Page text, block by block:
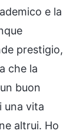
e la
prestigio,
che la
buon
una vita
altrui. Ho